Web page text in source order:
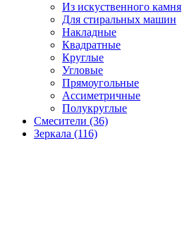
Из искуственного камня
Для стиральных машин
Накладные
Квадратные
Круглые
Угловые
Прямоугольные
Ассиметричные
Полукруглые
Смесители (36)
Зеркала (116)